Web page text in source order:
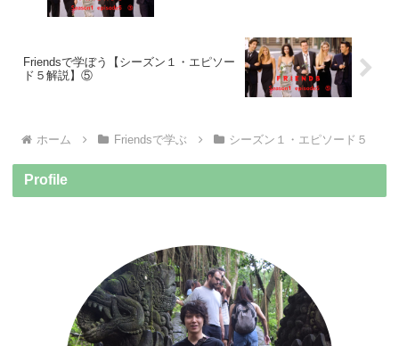
Friendsで学ぼう【シーズン１・エピソー
ド５解説】⑤
ホーム Friendsで学ぶ シーズン１・エピソード５
Profile